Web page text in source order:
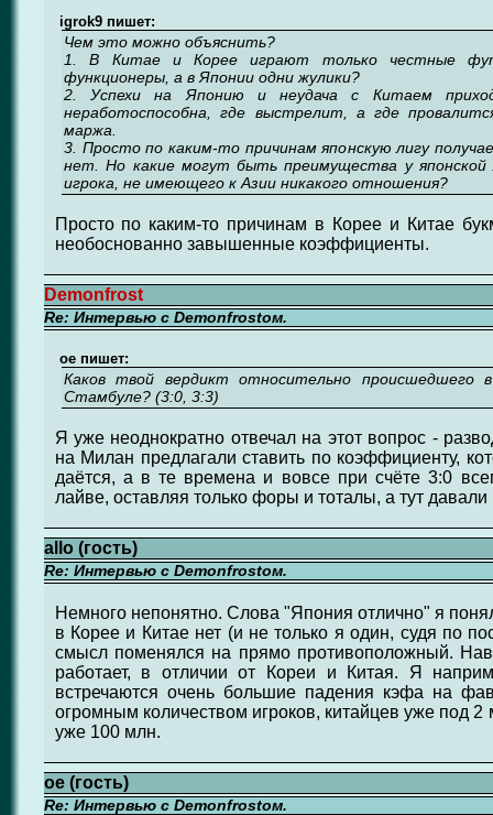
igrok9 пишет:
Чем это можно объяснить?
1. В Китае и Корее играют только честные
функционеры, а в Японии одни жулики?
2. Успехи на Японию и неудача с Китаем
неработоспособна, где выстрелит, а где
маржа.
3. Просто по каким-то причинам японскую лигу
нет. Но какие могут быть преимущества у японской
игрока, не имеющего к Азии никакого отношения?
Просто по каким-то причинам в Корее и Китае
необоснованно завышенные коэффициенты.
Demonfrost
Re: Интервью с Demonfrostом.
ое пишет:
Каков твой вердикт относительно происшедшего
Стамбуле? (3:0, 3:3)
Я уже неоднократно отвечал на этот вопрос -
на Милан предлагали ставить по коэффициенту,
даётся, а в те времена и вовсе при счёте 3:0
лайве, оставляя только форы и тоталы, а тут давали
allo (гость)
Re: Интервью с Demonfrostом.
Немного непонятно. Слова "Япония отлично" я
в Корее и Китае нет (и не только я один, судя по
смысл поменялся на прямо противоположный.
работает, в отличии от Кореи и Китая. Я
встречаются очень большие падения кэфа на
огромным количеством игроков, китайцев уже под 2
уже 100 млн.
ое (гость)
Re: Интервью с Demonfrostом.